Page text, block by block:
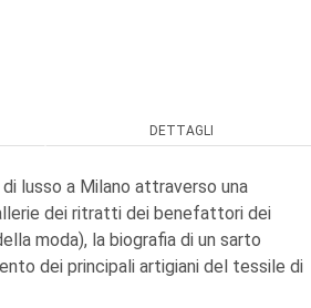
DETTAGLI
lusso a Milano attraverso una
dei ritratti dei benefattori dei
moda), la biografia di un sarto
dei principali artigiani del tessile di